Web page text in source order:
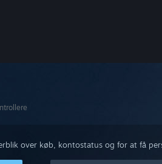
over køb, kontostatus og for at få